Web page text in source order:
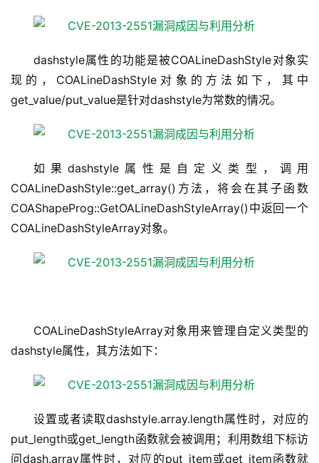
dashstyle属性的功能是被COALineDashStyle对象实
现的，COALineDashStyle对象的方法如下，其中
get_value/put_value是针对dashstyle为常数的情况。
如果dashstyle属性是自定义类型，调用
COALineDashStyle::get_array()方法，将会在其子函数
COAShapeProg::GetOALineDashStyleArray()中返回一个
COALineDashStyleArray对象。
COALineDashStyleArray对象用来管理自定义类型的
dashstyle属性，其方法如下：
设置或者读取dashstyle.array.length属性时，对应的
put_length或get_length函数就会被调用；利用数组下标访
问dash.array属性时，对应的put_item或get_item函数就